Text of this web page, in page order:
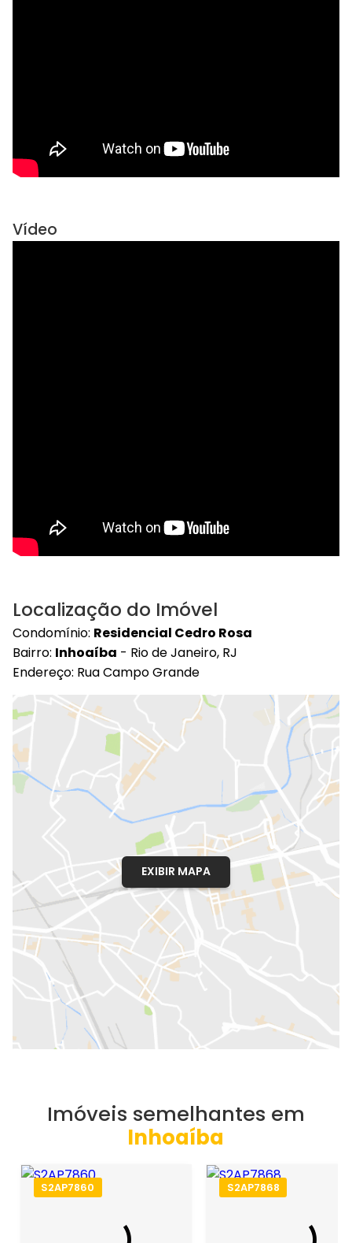
Vídeo
Localização do Imóvel
Condomínio: Residencial Cedro Rosa
Bairro: Inhoaíba - Rio de Janeiro, RJ
Endereço: Rua Campo Grande
EXIBIR MAPA
Imóveis semelhantes em
Inhoaíba
S2AP7860 S2AP7868